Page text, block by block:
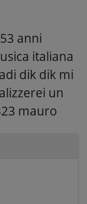
anni
italiana
dik dik mi
un
mauro